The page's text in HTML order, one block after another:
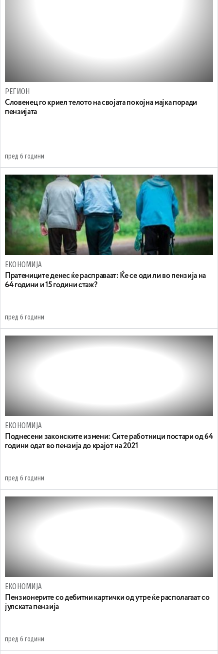
РЕГИОН
Словенец го криел телото на својата покојна мајка поради
пензијата
пред 6 години
ЕКОНОМИЈА
Пратениците денес ќе расправаат: Ќе се оди ли во пензија на
64 години и 15 години стаж?
пред 6 години
ЕКОНОМИЈА
Поднесени законските измени: Сите работници постари од 64
години одат во пензија до крајот на 2021
пред 6 години
ЕКОНОМИЈА
Пензионерите со дебитни картички од утре ќе располагаат со
јулската пензија
пред 6 години